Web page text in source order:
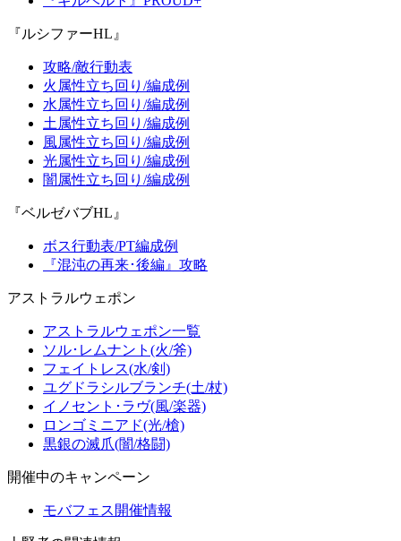
『ルシファーHL』
攻略/敵行動表
火属性立ち回り/編成例
水属性立ち回り/編成例
土属性立ち回り/編成例
風属性立ち回り/編成例
光属性立ち回り/編成例
闇属性立ち回り/編成例
『ベルゼバブHL』
ボス行動表/PT編成例
『混沌の再来･後編』攻略
アストラルウェポン
アストラルウェポン一覧
ソル･レムナント(火/斧)
フェイトレス(水/剣)
ユグドラシルブランチ(土/杖)
イノセント･ラヴ(風/楽器)
ロンゴミニアド(光/槍)
黒銀の滅爪(闇/格闘)
開催中のキャンペーン
モバフェス開催情報